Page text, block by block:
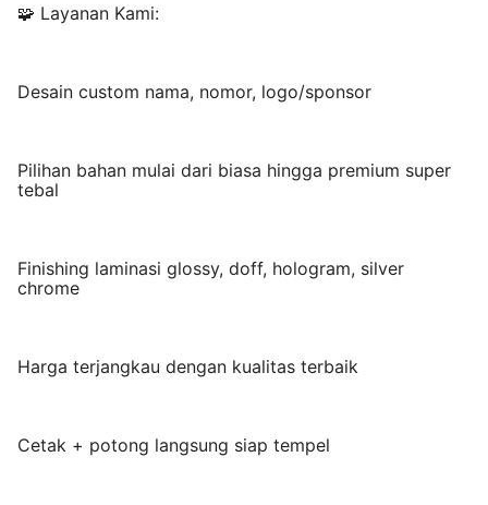
🧩 Layanan Kami:
Desain custom nama, nomor, logo/sponsor
Pilihan bahan mulai dari biasa hingga premium super
tebal
Finishing laminasi glossy, doff, hologram, silver
chrome
Harga terjangkau dengan kualitas terbaik
Cetak + potong langsung siap tempel